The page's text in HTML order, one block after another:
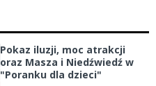
Pokaz iluzji, moc atrakcji
oraz Masza i Niedźwiedź w
"Poranku dla dzieci"